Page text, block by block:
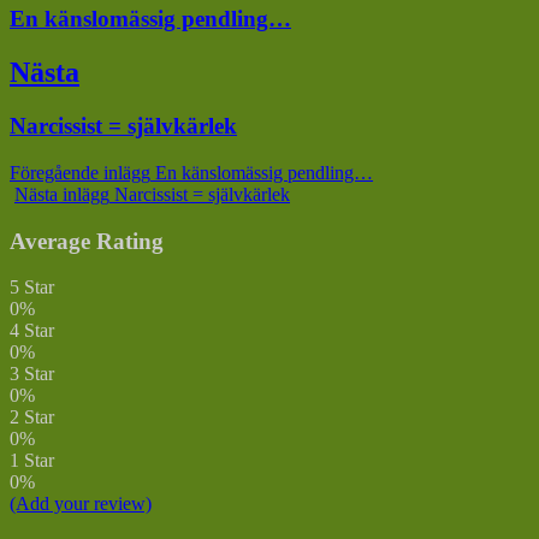
Föregående
En känslomässig pendling…
Nästa
Nästa
Narcissist = självkärlek
Föregående inlägg En känslomässig pendling…
Nästa inlägg Narcissist = självkärlek
Average Rating
5 Star
0%
4 Star
0%
3 Star
0%
2 Star
0%
1 Star
0%
(Add your review)